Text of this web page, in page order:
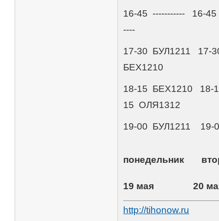
16-45 ----------- 16-
----
17-30 БУЛ1211
БЕХ1210
18-15 БЕХ1210
15 ОЛЯ1312
19-00 БУЛ1211
19 мая 20
http://tihonow.ru